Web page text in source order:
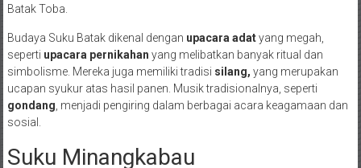
Batak Toba.
Budaya Suku Batak dikenal dengan upacara adatyang megah,
seperti upacara pernikahan yang melibatkan banyak ritual dan
simbolisme. Mereka juga memiliki tradisi silang, yang merupakan
ucapan syukur atas hasil panen. Musik tradisionalnya, seperti
gondang, menjadi pengiring dalam berbagai acara keagamaan dan
sosial.
Suku Minangkabau